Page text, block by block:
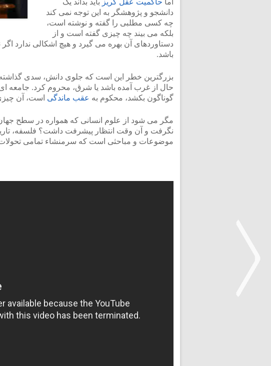
اما حاکمیت عقل گریز باید بداند یک
دانشجو و پژوهشگر به این توجه نمی کند
چه کسی مطلبی را گفته و نوشته است،
بلکه می بیند چه چیزی گفته است و از
دستاوردهای آن بهره می گیرد و هیچ اشکالی ندارد
باشد.
بزرگترین خطر این است که جلوی دانش، سدی
حال از غرب آمده باشد یا شرق، محروم کرد. جامعه
گوناگون بکشد، محکوم به عقب ماندگی است، آن
مگر می شود از علوم انسانی که همواره در سطح
نگرفت و آن وقت انتظار پیشرفت داشت؟ فلسفه،
موضوعات و مباحثی است که سرمنشاء تمامی